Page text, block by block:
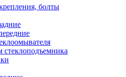
болты
стеклоподъемника